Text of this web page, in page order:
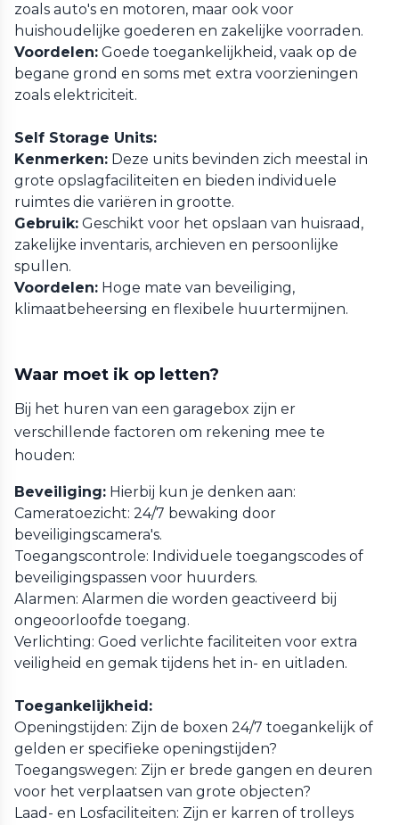
zoals auto's en motoren, maar ook voor
huishoudelijke goederen en zakelijke voorraden.
Voordelen: Goede toegankelijkheid, vaak op de
begane grond en soms met extra voorzieningen
zoals elektriciteit.
Self Storage Units:
Kenmerken: Deze units bevinden zich meestal in
grote opslagfaciliteiten en bieden individuele
ruimtes die variëren in grootte.
Gebruik: Geschikt voor het opslaan van huisraad,
zakelijke inventaris, archieven en persoonlijke
spullen.
Voordelen: Hoge mate van beveiliging,
klimaatbeheersing en flexibele huurtermijnen.
Waar moet ik op letten?
Bij het huren van een garagebox zijn er
verschillende factoren om rekening mee te
houden:
Beveiliging: Hierbij kun je denken aan:
Cameratoezicht: 24/7 bewaking door
beveiligingscamera's.
Toegangscontrole: Individuele toegangscodes of
beveiligingspassen voor huurders.
Alarmen: Alarmen die worden geactiveerd bij
ongeoorloofde toegang.
Verlichting: Goed verlichte faciliteiten voor extra
veiligheid en gemak tijdens het in- en uitladen.
Toegankelijkheid:
Openingstijden: Zijn de boxen 24/7 toegankelijk of
gelden er specifieke openingstijden?
Toegangswegen: Zijn er brede gangen en deuren
voor het verplaatsen van grote objecten?
Laad- en Losfaciliteiten: Zijn er karren of trolleys